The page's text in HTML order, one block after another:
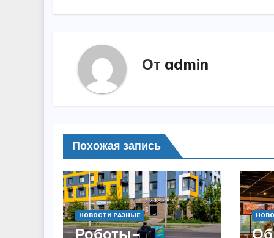
От admin
Похожая запись
НОВОСТИ РАЗНЫЕ
Роботы-